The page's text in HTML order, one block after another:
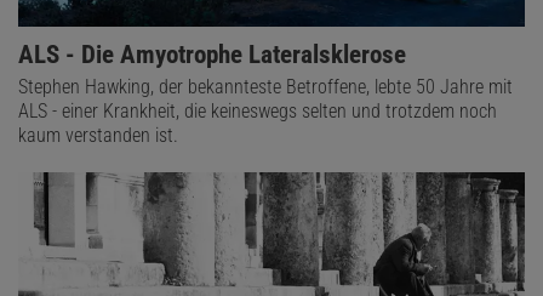
ALS - Die Amyotrophe Lateralsklerose
Stephen Hawking, der bekannteste Betroffene, lebte 50 Jahre mit
ALS - einer Krankheit, die keineswegs selten und trotzdem noch
kaum verstanden ist.